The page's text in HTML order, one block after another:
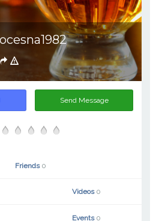
Send Message
Friends 0
Videos 0
Events 0